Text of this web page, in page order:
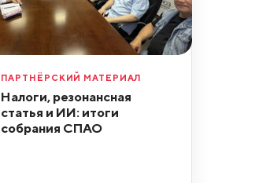
ПАРТНЁРСКИЙ МАТЕРИАЛ
Налоги, резонансная
статья и ИИ: итоги
собрания СПАО